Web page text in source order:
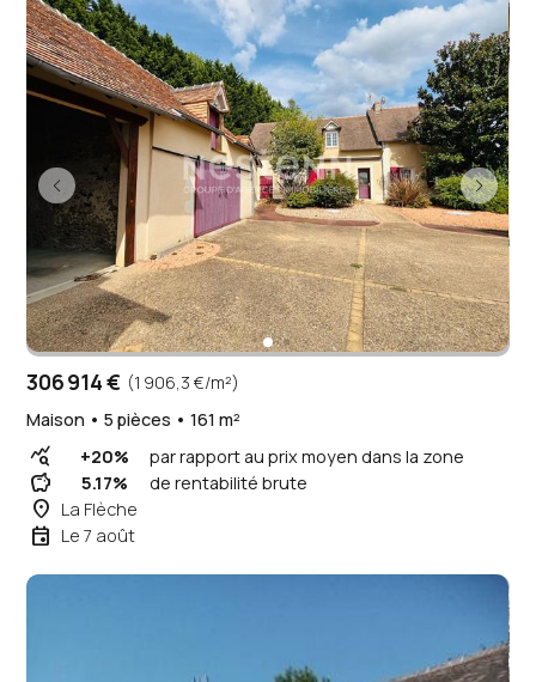
306 914 € (1 906,3 €/m²)
Maison • 5 pièces • 161 m²
query_stats +20% par rapport au prix moyen dans la zone
savings 5.17% de rentabilité brute
place La Flèche
event Le 7 août